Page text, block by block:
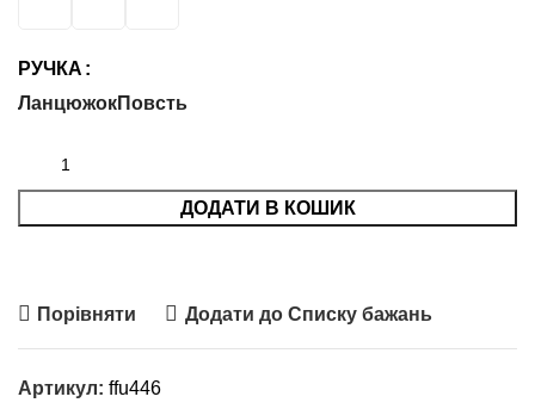
РУЧКА
ЛанцюжокПовсть
ДОДАТИ В КОШИК
Порівняти Додати до Списку бажань
Артикул: ffu446